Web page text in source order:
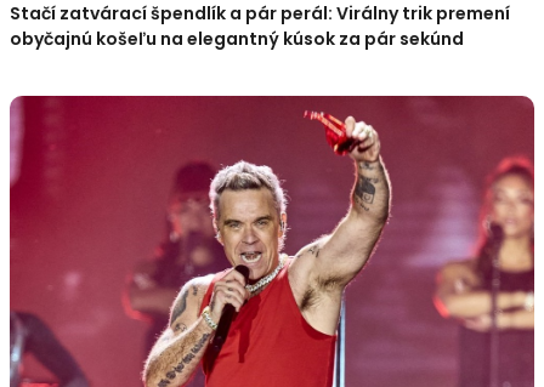
Stačí zatvárací špendlík a pár perál: Virálny trik premení
obyčajnú košeľu na elegantný kúsok za pár sekúnd